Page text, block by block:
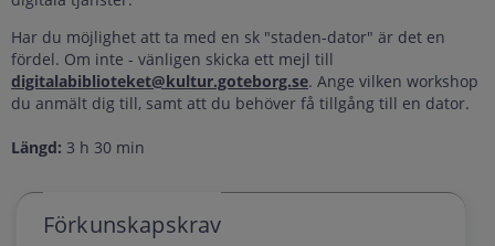
Har du möjlighet att ta med en sk "staden-dator" är det en
fördel. Om inte - vänligen skicka ett mejl till
digitalabiblioteket@kultur.goteborg.se. Ange vilken workshop
du anmält dig till, samt att du behöver få tillgång till en dator.
Längd: 3 h 30 min
Förkunskapskrav